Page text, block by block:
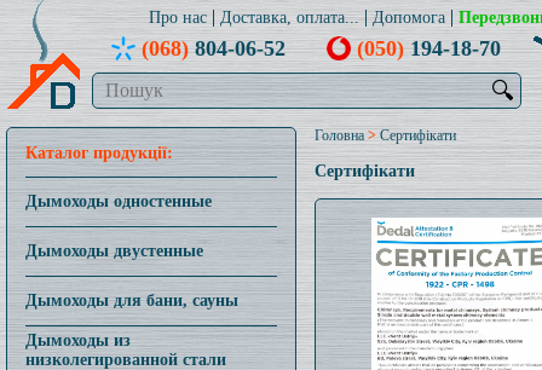
Про нас Доставка, оплата... Допомога
(068)804-06-52 (050)194-18-70
🔍
Каталог продукції:
Дымоходы одностенные
Дымоходы двустенные
Дымоходы для бани, сауны
Дымоходы из
низколегированной стали
Головна > Сертифікати
Сертифікати